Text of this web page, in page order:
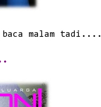
malam tadi....